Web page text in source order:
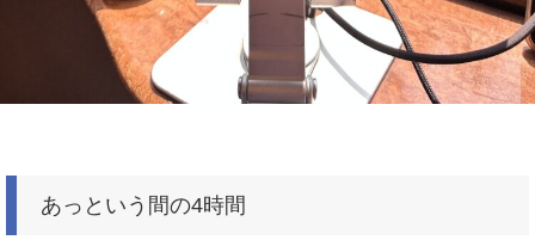
あっという間の4時間